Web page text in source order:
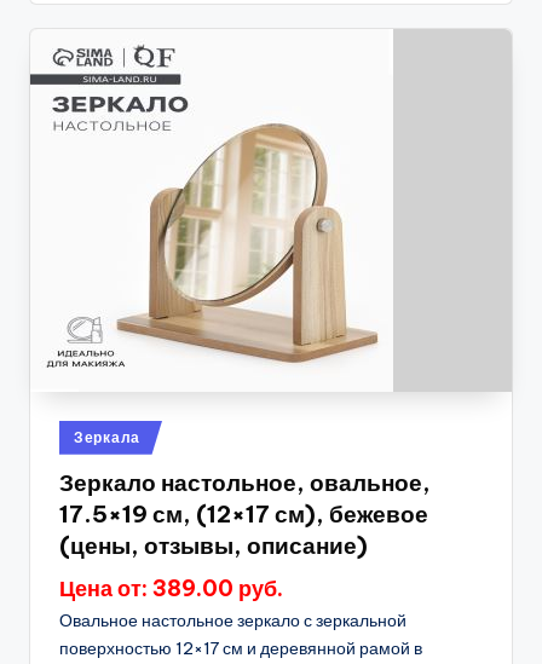
Опубликовано
в
Зеркала
Зеркало настольное, овальное,
17.5×19 см, (12×17 см), бежевое
(цены, отзывы, описание)
Цена от: 389.00 руб.
Овальное настольное зеркало с зеркальной
поверхностью 12×17 см и деревянной рамой в